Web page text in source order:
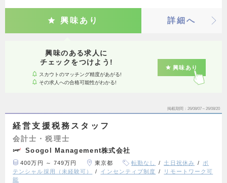
興味あり 詳細へ
興味のある求人に
チェックをつけよう!
スカウトのマッチング精度があがる!
その求人への合格可能性がわかる!
興味あり
掲載期間 26/08/07～26/08/20
経営支援税務スタッフ
会計士・税理士
Soogol Management株式会社
400万円 ～ 749万円 東京都 転勤なし 土日祝休み
ポ
テンシャル採用（未経験可）
インセンティブ制度
リモートワーク可
能